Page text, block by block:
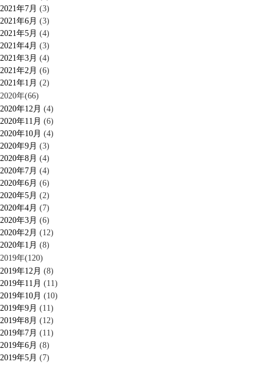
2021年7月 (3)
2021年6月 (3)
2021年5月 (4)
2021年4月 (3)
2021年3月 (4)
2021年2月 (6)
2021年1月 (2)
2020年(66)
2020年12月 (4)
2020年11月 (6)
2020年10月 (4)
2020年9月 (3)
2020年8月 (4)
2020年7月 (4)
2020年6月 (6)
2020年5月 (2)
2020年4月 (7)
2020年3月 (6)
2020年2月 (12)
2020年1月 (8)
2019年(120)
2019年12月 (8)
2019年11月 (11)
2019年10月 (10)
2019年9月 (11)
2019年8月 (12)
2019年7月 (11)
2019年6月 (8)
2019年5月 (7)